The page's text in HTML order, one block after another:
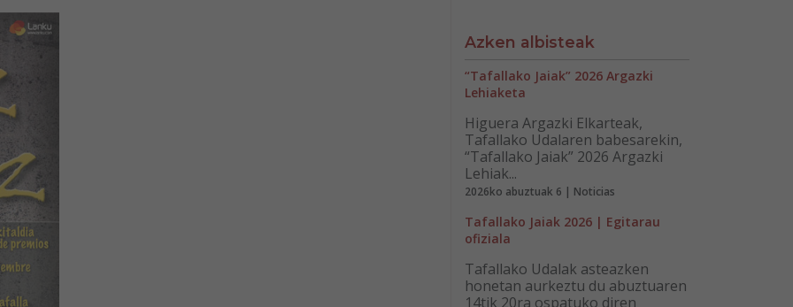
Azken albisteak
“Tafallako Jaiak” 2026 Argazki
Lehiaketa
Higuera Argazki Elkarteak,
Tafallako Udalaren babesarekin,
“Tafallako Jaiak” 2026 Argazki
Lehiak...
2026ko abuztuak 6 | Noticias
Tafallako Jaiak 2026 | Egitarau
ofiziala
Tafallako Udalak asteazken
honetan aurkeztu du abuztuaren
14tik 20ra ospatuko diren